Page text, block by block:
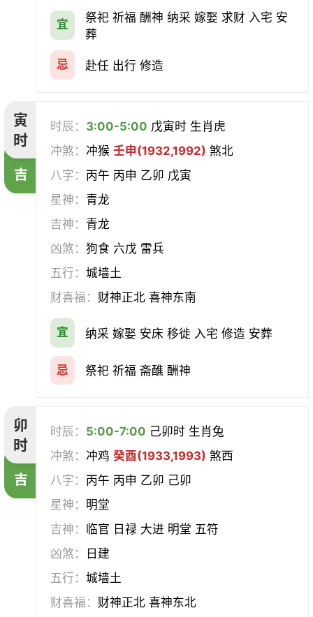
会亲友 伐木 架马 扫舍
入学
断蚁 归岫 修坟
除服 移柩
宜
祭祀 祈福 酬神 纳采 嫁娶 求财 入宅 安
葬
忌 赴任 出行 修造
寅
时
吉
时辰： 3:00-5:00 戊寅时 生肖虎
冲煞：冲猴壬申(1932,1992) 煞北
八字： 丙午 丙申 乙卯 戊寅
星神： 青龙
吉神： 青龙
凶煞：狗食 六戊 雷兵
五行：城墙土
财喜福： 财神正北 喜神东南
宜 纳采 嫁娶 安床 移徙 入宅 修造 安葬
忌 祭祀 祈福 斋醮 酬神
卯
时
吉
时辰： 5:00-7:00 己卯时 生肖兔
冲煞：冲鸡癸酉(1933,1993) 煞西
八字： 丙午 丙申 乙卯 己卯
星神： 明堂
吉神： 临官 日禄 大进 明堂 五符
凶煞：
日建
五行：城墙土
财喜福： 财神正北 喜神东北